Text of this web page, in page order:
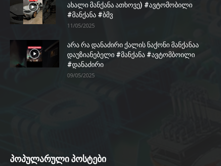
ახალი მანქანა ათხოვე) #ავტომობილი
#მანქანა #ბმვ
11/05/2025
არა რა დანაძირი ქალის ნაქონი მანქანაა
დაუზიანებელი #მანქანა #ავტომბოილი
#დანაძირი
09/05/2025
პოპულარული პოსტები